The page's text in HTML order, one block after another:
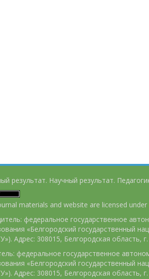
результат. Научный результат.
materials and website are licensed under
федеральное государственное
«Белгородский государственный
Адрес: 308015, Белгородская область,
федеральное государственное
«Белгородский государственный
Адрес: 308015, Белгородская область,